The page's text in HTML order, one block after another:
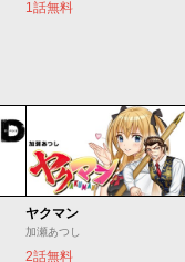
1話無料
ヤクマン
加瀬あつし
2話無料